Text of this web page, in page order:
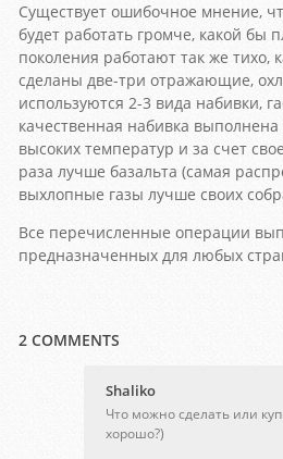
Существует ошибочное мнение,
будет работать громче, какой бы
поколения работают так же тихо,
сделаны две-три отражающие,
используются 2-3 вида набивки,
качественная набивка
высоких температур и за счет
раза лучше базальта (самая
выхлопные газы лучше своих
Все перечисленные операции
предназначенных для любых
2 COMMENTS
Shaliko
Что можно сделать или
хорошо?)